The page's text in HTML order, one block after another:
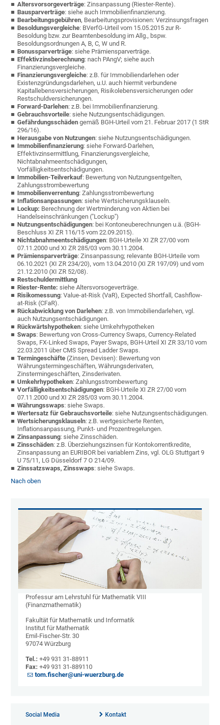
Altersvorsorgeverträge: Zinsanpassung (Riester-Rente).
Bausparverträge: siehe auch Immobilienfinanzierung.
Bearbeitungsgebühren, Bearbeitungsprovisionen: Verzinsungsfragen
Besoldungsvergleiche: BVerfG-Urteil vom 15.05.2015 zur R-
Besoldung bzw. zur Beamtenbesoldung im Allg., bspw.
Besoldungsordnungen A, B, C, W und R.
Bonussparverträge: siehe Prämiensparverträge.
Effektivzinsberechnung: nach PAngV; siehe auch
Finanzierungsvergleiche.
Finanzierungsvergleiche: z.B. für Immobiliendarlehen oder
Existenzgründungsdarlehen, u.U. auch hiermit verbundene
Kapitallebensversicherungen, Risikolebensversicherungen oder
Restschuldversicherungen.
Forward-Darlehen: z.B. bei Immobilienfinanzierung.
Gebrauchsvorteile: siehe Nutzungsentschädigungen.
Gefährdungsschäden gemäß BGH-Urteil vom 21. Februar 2017 (1 StR
296/16).
Herausgabe von Nutzungen: siehe Nutzungsentschädigungen.
Immobilienfinanzierung: siehe Forward-Darlehen,
Effektivzinsermittlung, Finanzierungsvergleiche,
Nichtabnahmeentschädigungen,
Vorfälligkeitsentschädigungen.
Immobilien-Teilverkauf: Bewertung von Nutzungsentgelten,
Zahlungsstrombewertung
Immobilienverrentung: Zahlungsstrombewertung
Inflationsanpassungen: siehe Wertsicherungsklauseln.
Lockup: Berechnung der Wertminderung von Aktien bei
Handelseinschränkungen ("Lockup")
Nutzungsentschädigungen: bei Kontoneuberechnungen u.ä. (BGH-
Beschluss XI ZR 116/15 vom 22.09.2015).
Nichtabnahmeentschädigungen: BGH-Urteile XI ZR 27/00 vom
07.11.2000 und XI ZR 285/03 vom 30.11.2004.
Prämiensparverträge: Zinsanpassung; relevante BGH-Urteile vom
06.10.2021 (XI ZR 234/20), vom 13.04.2010 (XI ZR 197/09) und vom
21.12.2010 (XI ZR 52/08).
Restschuldermittlung
Riester-Rente: siehe Altersvorsogeverträge.
Risikomessung: Value-at-Risk (VaR), Expected Shortfall, Cashflow-
at-Risk (CFaR).
Rückabwicklung von Darlehen: z.B. von Immobiliendarlehen, vgl.
auch Nutzungsentschädigungen.
Rückwärtshypotheken: siehe Umkehrhypotheken
Swaps: Bewertung von Cross-Currency Swaps, Currency-Related
Swaps, FX-Linked Swaps, Payer Swaps, BGH-Urteil XI ZR 33/10 vom
22.03.2011 über CMS Spread Ladder Swaps.
Termingeschäfte (Zinsen, Devisen): Bewertung von
Währungstermingeschäften, Währungsderivaten,
Zinstermingeschäften, Zinsderivaten.
Umkehrhypotheken: Zahlungsstrombewertung
Vorfälligkeitsentschädigungen: BGH-Urteile XI ZR 27/00 vom
07.11.2000 und XI ZR 285/03 vom 30.11.2004.
Währungsswaps: siehe Swaps.
Wertersatz für Gebrauchsvorteile: siehe Nutzungsentschädigungen.
Wertsicherungsklauseln: z.B. wertgesicherte Renten,
Inflationsanpassung, Punkt- und Prozentregelungen.
Zinsanpassung: siehe Zinsschäden.
Zinsschäden: z.B. Überziehungszinsen für Kontokorrentkredite,
Zinsanpassung an EURIBOR bei variablem Zins, vgl. OLG Stuttgart 9
U 75/11, LG Düsseldorf 7 O 214/09.
Zinssatzswaps,Zinsswaps: siehe Swaps.
Nach oben
Professur am Lehrstuhl für Mathematik VIII
(Finanzmathematik)
Fakultät für Mathematik und Informatik
Institut für Mathematik
Emil-Fischer-Str. 30
97074 Würzburg
Tel.: +49 931 31-88911
Fax: +49 931 31-889110
tom.fischer@uni-wuerzburg.de
Social Media Kontakt